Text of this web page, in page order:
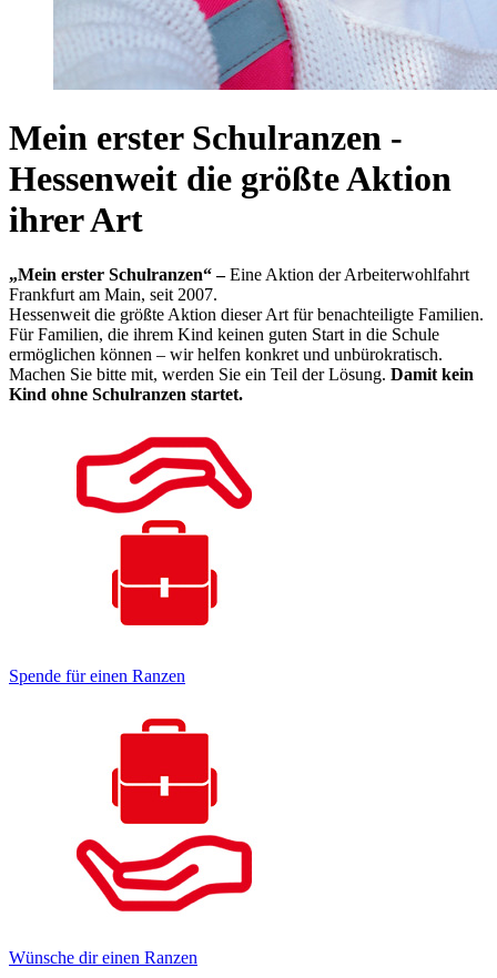
Mein erster Schulranzen -
Hessenweit die größte Aktion
ihrer Art
„Mein erster Schulranzen“ –Eine Aktion der Arbeiterwohlfahrt
Frankfurt am Main, seit 2007.
Hessenweit die größte Aktion dieser Art für benachteiligte Familien.
Für Familien, die ihrem Kind keinen guten Start in die Schule
ermöglichen können – wir helfen konkret und unbürokratisch.
Machen Sie bitte mit, werden Sie ein Teil der Lösung. Damit kein
Kind ohne Schulranzen startet.
Spende für einen Ranzen
Wünsche dir einen Ranzen